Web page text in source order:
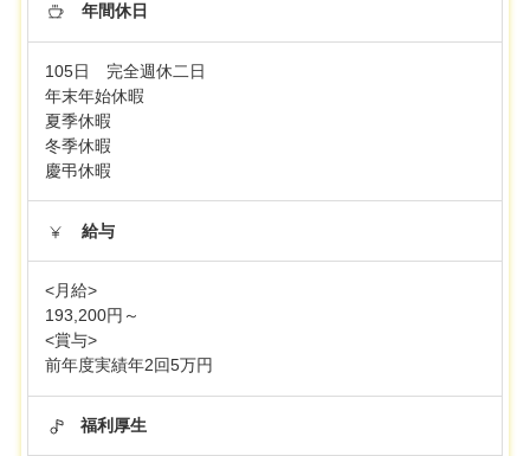
年間休日
105日 完全週休二日
年末年始休暇
夏季休暇
冬季休暇
慶弔休暇
給与
<月給>
193,200円～
<賞与>
前年度実績年2回5万円
福利厚生